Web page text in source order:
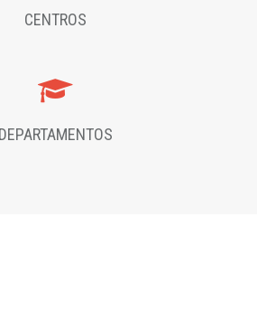
CENTROS
DEPARTAMENTOS